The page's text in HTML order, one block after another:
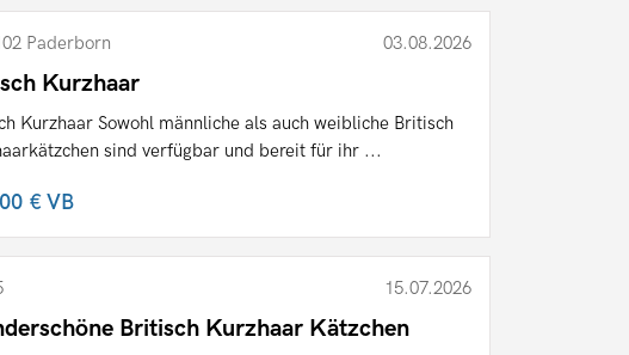
Paderborn 03.08.2026
Kurzhaar
Kurzhaar Sowohl männliche als auch weibliche Britisch
sind verfügbar und bereit für ihr ...
€VB
15.07.2026
Britisch Kurzhaar Kätzchen